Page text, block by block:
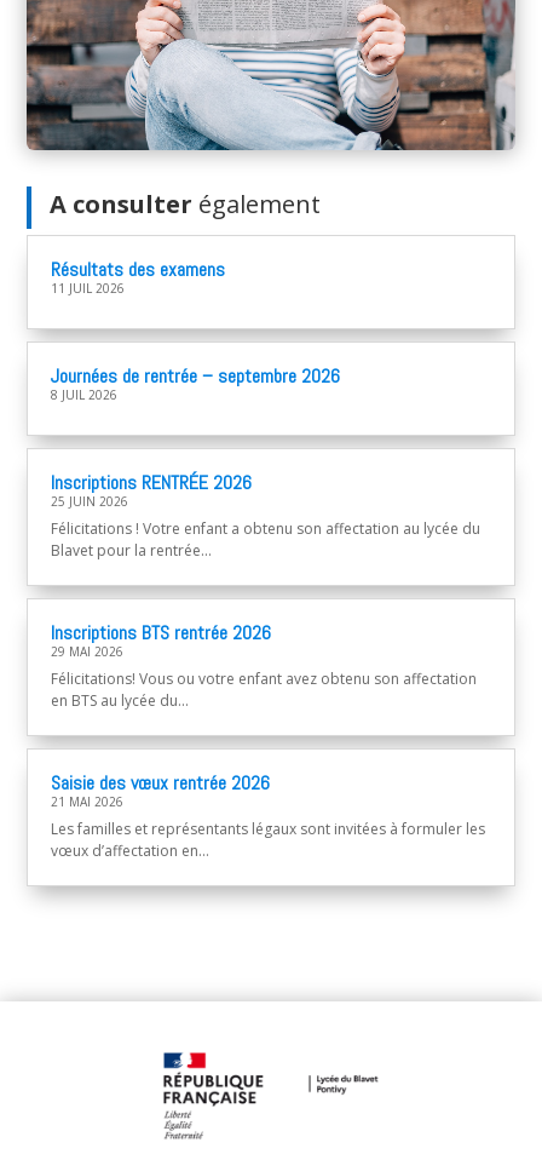
A consulter également
Résultats des examens
11 JUIL 2026
Journées de rentrée – septembre 2026
8 JUIL 2026
Inscriptions RENTRÉE 2026
25 JUIN 2026
Félicitations ! Votre enfant a obtenu son affectation au lycée du
Blavet pour la rentrée...
Inscriptions BTS rentrée 2026
29 MAI 2026
Félicitations! Vous ou votre enfant avez obtenu son affectation
en BTS au lycée du...
Saisie des vœux rentrée 2026
21 MAI 2026
Les familles et représentants légaux sont invitées à formuler les
vœux d’affectation en...